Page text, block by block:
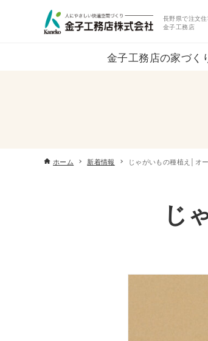
長野県で注文
金子工務店
金子工務店の家づく
ホーム 新着情報 じゃがいもの種植え│オ
じ